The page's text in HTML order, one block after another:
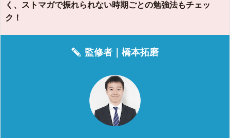
く、ストマガで振れられない時期ごとの勉強法もチェッ
ク！
監修者｜橋本拓磨